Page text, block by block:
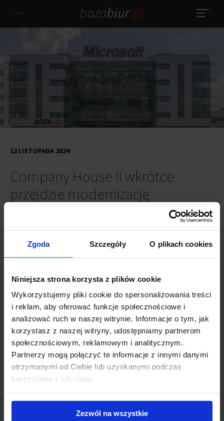
Zgoda Szczegóły O plikach cookies
Niniejsza strona korzysta z plików cookie
Wykorzystujemy pliki cookie do spersonalizowania treści
i reklam, aby oferować funkcje społecznościowe i
analizować ruch w naszej witrynie. Informacje o tym, jak
korzystasz z naszej witryny, udostępniamy partnerom
społecznościowym, reklamowym i analitycznym.
Partnerzy mogą połączyć te informacje z innymi danymi
otrzymanymi od Ciebie lub uzyskanymi podczas
korzystania z ich usług.
Zezwól na wszystkie
Company House II wkrótce
przejdzie modernizację
12 LISTOPADA 2024
Novu.
remont lobby i parkingu, modernizację systemu windowego oraz
montaż windy dla osób z niepełnosprawnościami przy wejściu
KompleksNovuoferuje przestrzeń biurową na pięciu poziomach,
zajmując łącznie blisko 9,2 tys. mkw. W budynku zlokalizowanym
przy Al. Jerozolimskich znajdują się taras, recepcja czynną 24/7,
podziemny parking na 150 aut i miejsca na rowery.